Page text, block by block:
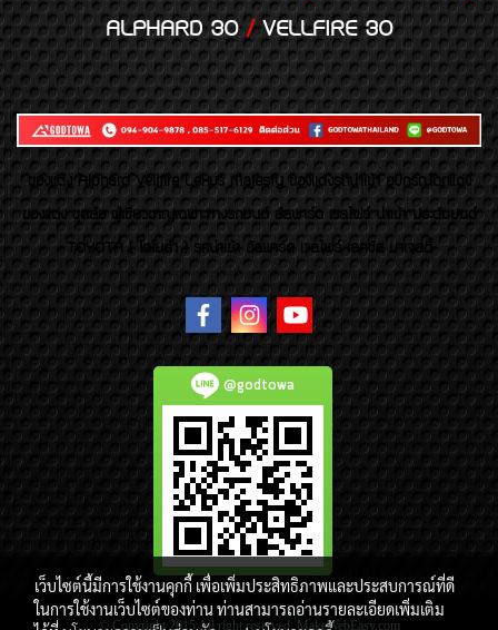
ALPHARD 30/VELLFIRE 30
ของเเต่ง Alphard Vellfire Lexus Majesty ของเเต่งรถนำเข้า อุปกรณ์ตกแต่ง
ของแต่ง ชุดล้อ ผู้เชี่ยวชาญเฉพาะทางรถยนต์ อัลพาร์ด เวลไฟร์ นำเข้า ประดับยนต์
TOYOTA ( โตโยต้า ) รถนำเข้า อัลพาร์ด เวลไฟร์ เลกซัส มาเจสตี้
@godtowa
© Copyright 2015 All right reserved. MakeWebEasy.com
เว็บไซต์นี้มีการใช้งานคุกกี้ เพื่อเพิ่มประสิทธิภาพและประสบการณ์ที่ดี
ในการใช้งานเว็บไซต์ของท่าน ท่านสามารถอ่านรายละเอียดเพิ่มเติม